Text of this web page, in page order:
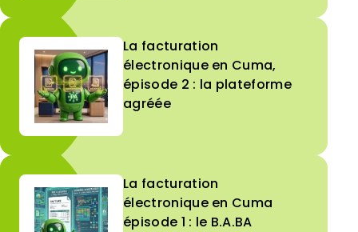
La facturation
électronique en Cuma,
épisode 2 : la plateforme
agréée
La facturation
électronique en Cuma
épisode 1 : le B.A.BA